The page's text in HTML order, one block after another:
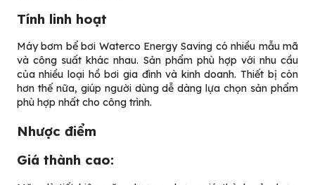
Tính linh hoạt
Máy bơm bể bơi Waterco Energy Saving có nhiều mẫu mã
và công suất khác nhau. Sản phẩm phù hợp với nhu cầu
của nhiều loại hồ bơi gia đình và kinh doanh. Thiết bị còn
hơn thế nữa, giúp người dùng dễ dàng lựa chọn sản phẩm
phù hợp nhất cho công trình.
Nhược điểm
Giá thành cao: